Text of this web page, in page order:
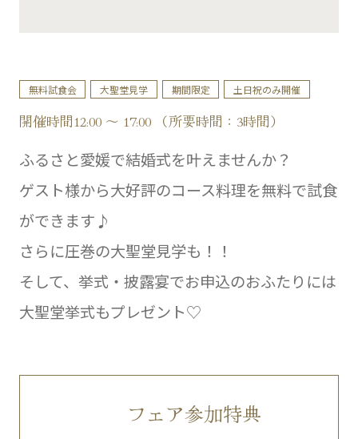
無料試食会 大聖堂見学 期間限定 土日祝のみ開催
開催時間12:00 ～ 17:00 （所要時間：3時間）
ふるさと愛媛で結婚式を叶えませんか？
ゲスト様から大好評のコース料理を無料で試食
ができます♪
さらに圧巻の大聖堂見学も！！
そして、挙式・披露宴でお申込のおふたりには
大聖堂挙式もプレゼント♡
フェア参加特典